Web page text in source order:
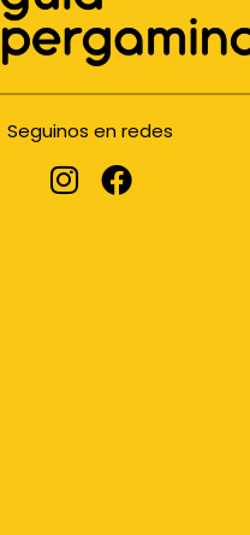
Seguinos en redes